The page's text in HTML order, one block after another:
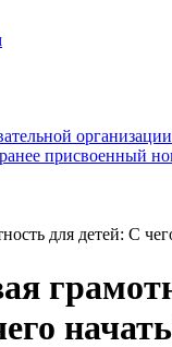
организации
присвоенный
для детей: С